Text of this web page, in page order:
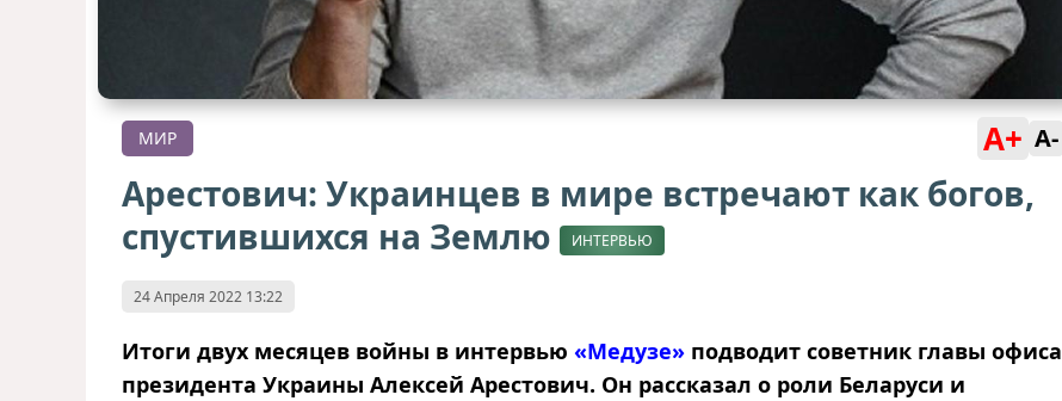
МИР A+ A-
Арестович: Украинцев в мире встречают как богов,
спустившихся на Землю
ИНТЕРВЬЮ
24 Апреля 2022 13:22
Итоги двух месяцев войны в интервью «Медузе» подводит советник главы офиса
президента Украины Алексей Арестович. Он рассказал о роли Беларуси и